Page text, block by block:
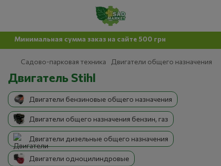
сумма заказ на сайте 500 грн
Садово-парковая техника Двигатели общего назначения
Двигатель Stihl
Двигатели бензиновые общего назначения
Двигатели общего назначения бензин, газ
Двигатели дизельные общего назначения
Двигатели одноцилиндровые